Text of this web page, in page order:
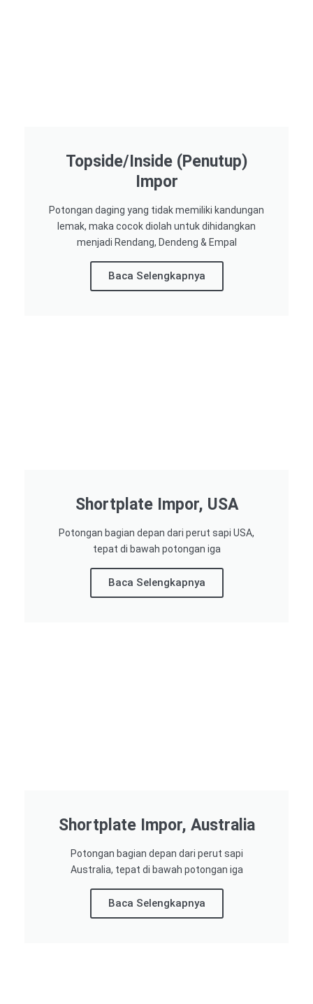
Topside/Inside (Penutup)
Impor​
Potongan daging yang tidak memiliki kandungan
lemak, maka cocok diolah untuk dihidangkan
menjadi Rendang, Dendeng & Empal
Baca Selengkapnya
Shortplate Impor, USA
Potongan bagian depan dari perut sapi USA,
tepat di bawah potongan iga
Baca Selengkapnya
Shortplate Impor, Australia
Potongan bagian depan dari perut sapi
Australia, tepat di bawah potongan iga
Baca Selengkapnya